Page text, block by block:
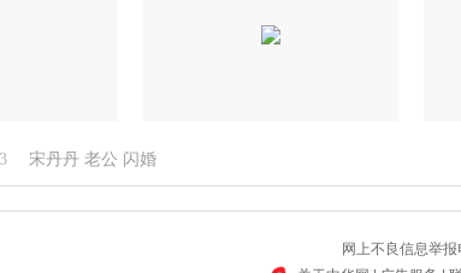
宋丹丹 老公 闪婚
网上不良信息举